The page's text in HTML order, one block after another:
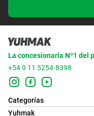
La concesionaria Nº1 del
+54 9 11 5254-8398
Categorías
Yuhmak